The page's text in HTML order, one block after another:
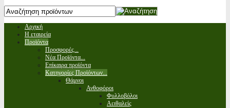
Αρχική
Η εταιρεία
Προϊόντα
Προσφορές...
Νέα Προϊόντα...
Επίκαιρα προϊόντα
Κατηγορίες Προϊόντων...
Θάμνοι
Ανθοφόροι
Φυλλοβόλοι
Αειθαλείς